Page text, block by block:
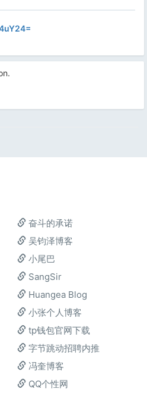
奋斗的承诺
吴钧泽博客
小尾巴
SangSir
Huangea Blog
小张个人博客
tp钱包官网下载
字节跳动招聘内推
冯奎博客
QQ个性网